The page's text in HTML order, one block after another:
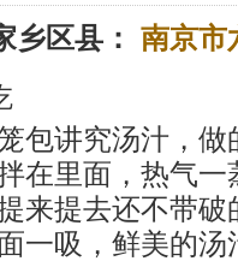
乡区县： 南京市
包讲究汤汁，
在里面，热气
来提去还不带
一吸，鲜美的